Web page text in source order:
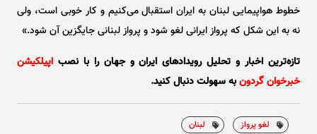
خطوط هواپیمایی لبنان به ایران استقبال می‌کنیم و کار خوبی است، ولی
نه به این شکل که پرواز ایرانی لغو شود و پرواز لبنانی جایگزین آن شود.»
تازه‌ترین اخبار و تحلیل‌ رویدادهای ایران و جهان را با نصب اپیلکیشن
خبرخوان گردونبه سهولت دنبال کنید.
لغو پرواز لبنان